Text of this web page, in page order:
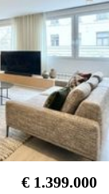
€ 1.399.000